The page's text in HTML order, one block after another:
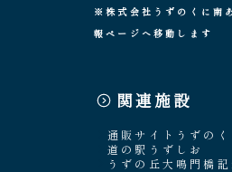
※株式会社うずのくに南
報ページへ移動します
関連施設
通販サイトうずのく
道の駅うずしお
うずの丘大鳴門橋記